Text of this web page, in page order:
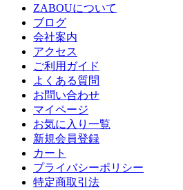
ZABOUについて
ブログ
会社案内
アクセス
ご利用ガイド
よくある質問
お問い合わせ
マイページ
お気に入り一覧
新規会員登録
カート
プライバシーポリシー
特定商取引法